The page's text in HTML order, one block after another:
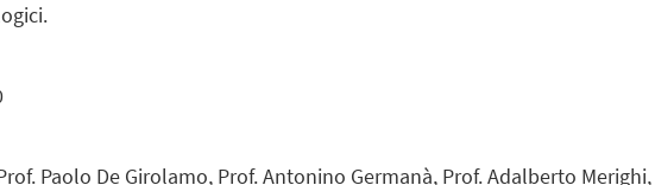
Paolo De Girolamo, Prof. Antonino Germanà, Prof. Adalberto